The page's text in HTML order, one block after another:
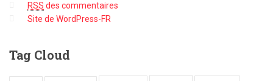
RSS des commentaires
Site de WordPress-FR
Tag Cloud